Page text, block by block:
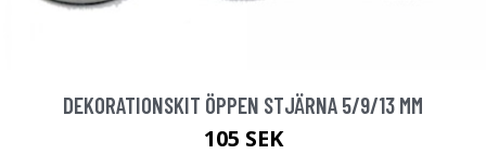
DEKORATIONSKIT ÖPPEN STJÄRNA 5/9/13 MM
105 SEK